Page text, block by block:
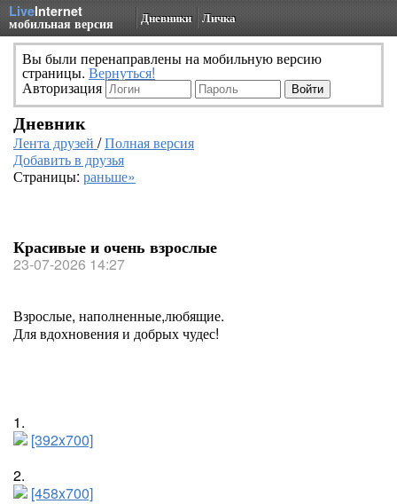
LiveInternet
мобильная версия Дневники Личка
Вы были перенаправлены на мобильную версию
страницы. Вернуться!
Авторизация
Дневник
Лента друзей /Полная версия
Добавить в друзья
Страницы: раньше»
Красивые и очень взрослые
23-07-2026 14:27
Взрослые, наполненные,любящие.
Для вдохновения и добрых чудес!
1.
[392x700]
2.
[458x700]